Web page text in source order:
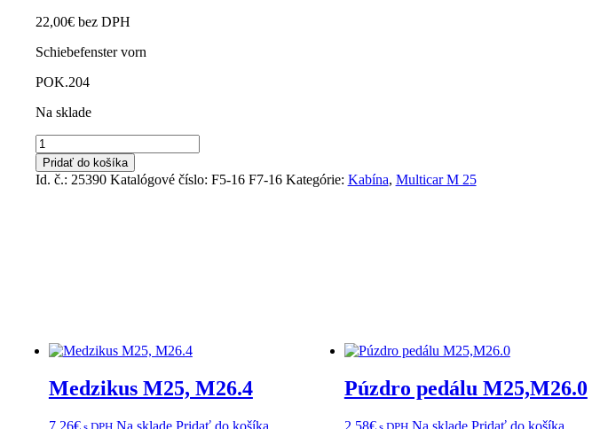
22,00€bez DPH
Schiebefenster vorn
POK.204
Na sklade
množstvo
Sklo
bočné
posuvné
Pridať do košíka
Id. č.: 25390 Katalógové číslo: F5-16 F7-16 Kategórie: Kabína, Multicar M 25
Medzikus M25, M26.4 Púzdro pedálu M25,M26.0